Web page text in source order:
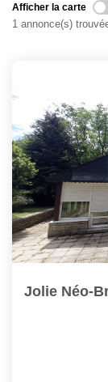
Afficher la carte
1 annonce(s)